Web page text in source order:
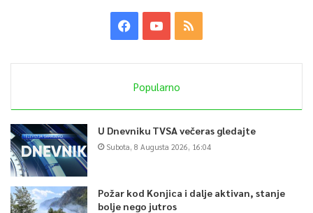
Popularno
U Dnevniku TVSA večeras gledajte
Subota, 8 Augusta 2026, 16:04
Požar kod Konjica i dalje aktivan, stanje
bolje nego jutros